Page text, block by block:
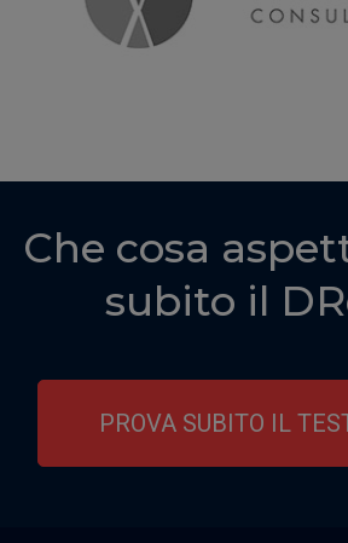
Che cosa
subito il
PROVA SUBITO IL